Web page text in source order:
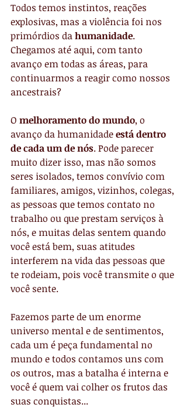
Todos temos instintos, reações
explosivas, mas a violência foi nos
primórdios da humanidade.
Chegamos até aqui, com tanto
avanço em todas as áreas, para
continuarmos a reagir como nossos
ancestrais?
O melhoramento do mundo, o
avanço da humanidade está dentro
de cada um de nós. Pode parecer
muito dizer isso, mas não somos
seres isolados, temos convívio com
familiares, amigos, vizinhos, colegas,
as pessoas que temos contato no
trabalho ou que prestam serviços à
nós, e muitas delas sentem quando
você está bem, suas atitudes
interferem na vida das pessoas que
te rodeiam, pois você transmite o que
você sente.
Fazemos parte de um enorme
universo mental e de sentimentos,
cada um é peça fundamental no
mundo e todos contamos uns com
os outros, mas a batalha é interna e
você é quem vai colher os frutos das
suas conquistas...